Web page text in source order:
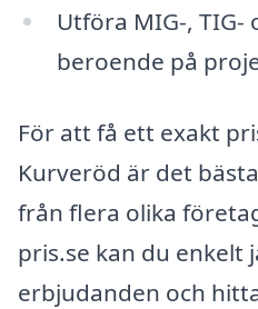
Utföra MIG-, TIG-
beroende på
För att få ett exakt
Kurveröd är det
från flera olika
pris.se kan du enkelt
erbjudanden och